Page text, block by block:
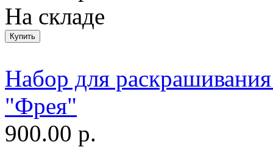
На складе
Набор для
"Фрея"
900.00 р.